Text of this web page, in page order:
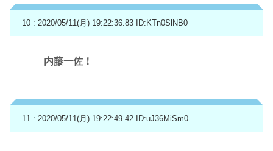
10 : 2020/05/11(月) 19:22:36.83 ID:KTn0SlNB0
内藤一佐！
11 : 2020/05/11(月) 19:22:49.42 ID:uJ36MiSm0